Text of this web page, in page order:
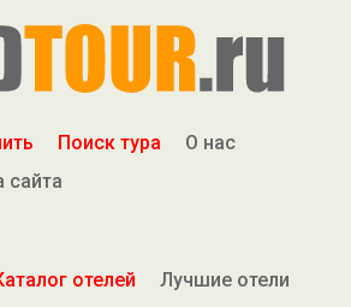
Поиск тура
О нас
сайта
отелей
Лучшие отели